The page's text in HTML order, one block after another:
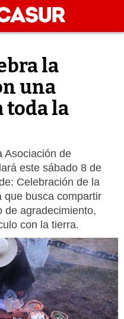
la
una
toda la
Asociación de
este sábado 8 de
Celebración de la
que busca compartir
de agradecimiento,
con la tierra.